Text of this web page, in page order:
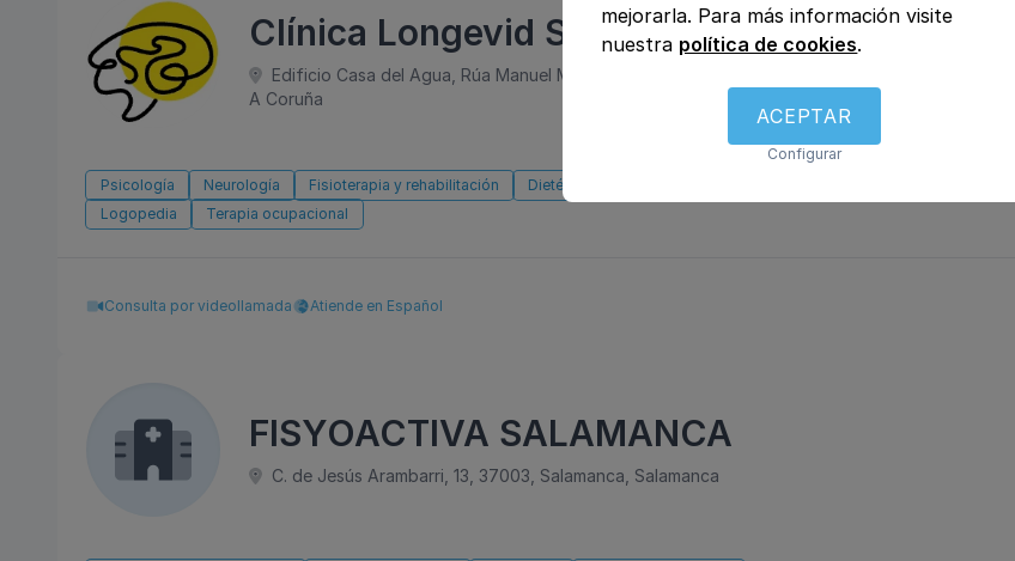
Clínica Longevid Salud
Edificio Casa del Agua, Rúa Manuel Murguía, Local 2, Planta 0, 15011 A Coruña, 15011, A Coruña,
A Coruña
Psicología Neurología Fisioterapia y rehabilitación Dietética y nutrición
Logopedia
Terapia ocupacional
Consulta por videollamada Atiende en Español
FISYOACTIVA SALAMANCA
C. de Jesús Arambarri, 13, 37003, Salamanca, Salamanca
mejorarla. Para más información visite
nuestra política de cookies.
ACEPTAR
Configurar